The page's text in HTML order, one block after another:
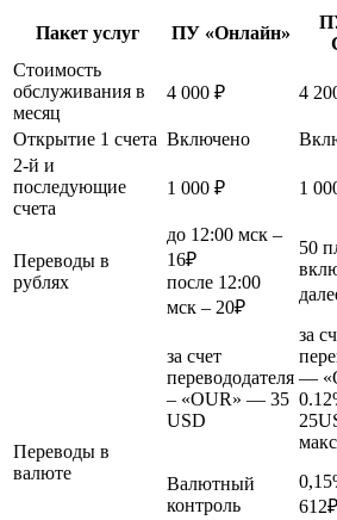
Пакет услуг ПУ «Онлайн»
Стоимость
обслуживания в
месяц
4 000 ₽ 4
Открытие 1 счета Включено
2-й и
последующие
счета
1 000 ₽ 1
Переводы в
рублях
до 12:00 мск –
16₽
после 12:00
мск – 20₽
50
Переводы в
валюте
за счет
перевододателя
– «OUR» — 35
USD
за
—
Валютный
контроль